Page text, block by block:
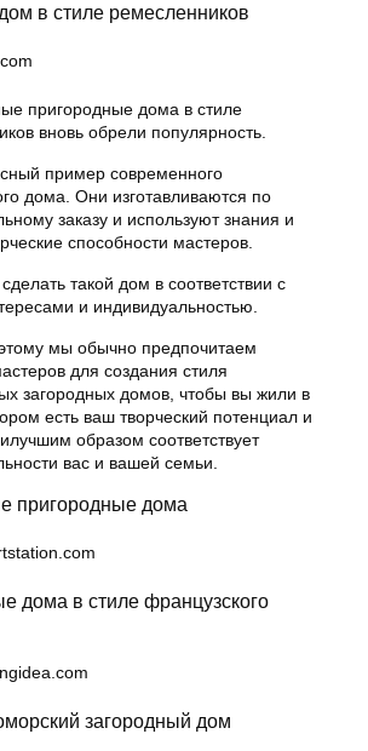
в стиле ремесленников
пригородные дома в стиле
вновь обрели популярность.
пример современного
дома. Они изготавливаются по
заказу и используют знания и
способности мастеров.
такой дом в соответствии с
и индивидуальностью.
мы обычно предпочитаем
для создания стиля
загородных домов, чтобы вы жили в
есть ваш творческий потенциал и
образом соответствует
вас и вашей семьи.
пригородные дома
дома в стиле французского
загородный дом